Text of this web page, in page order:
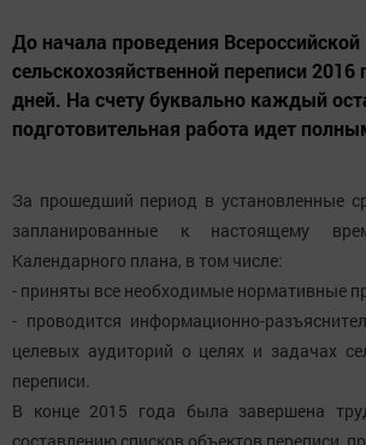
До начала проведения Всероссийской
сельскохозяйственной переписи 2016
дней. На счету буквально каждый
подготовительная работа идет
За прошедший период в установленные
запланированные к настоящему
Календарного плана, в том числе:
- приняты все необходимые нормативные
- проводится информационно-
целевых аудиторий о целях и задачах
переписи.
В конце 2015 года была завершена